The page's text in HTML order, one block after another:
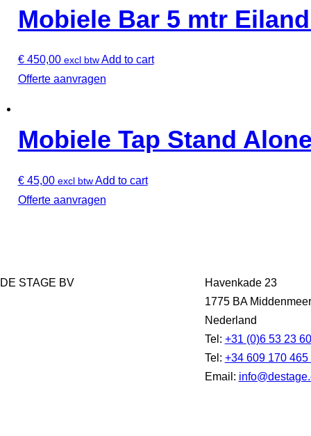
Mobiele Bar 5 mtr
€450,00 excl btw Add to cart
Offerte aanvragen
Mobiele Tap Stand
€45,00 excl btw Add to cart
Offerte aanvragen
DE STAGE BV
Havenkade 23
1775 BA Middenmeer
Nederland
Tel: +31 (0)6 53 23
Tel: +34 609 170 465
Email: